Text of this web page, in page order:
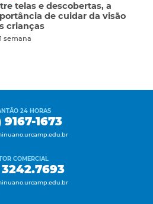
telas e descobertas, a
de cuidar da visão
crianças
semana
24 HORAS
9167-1673
COMERCIAL
3242.7693